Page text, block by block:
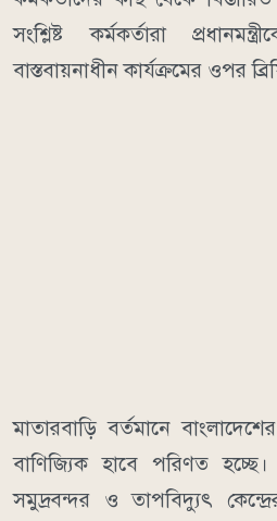
সংশ্লিষ্ট কর্মকর্তারা
বাস্তবায়নাধীন কার্যক্রমের ওপর
মাতারবাড়ি বর্তমানে
বাণিজ্যিক হাবে পরিণত হচ্ছে।
সমুদ্রবন্দর ও তাপবিদ্যুৎ